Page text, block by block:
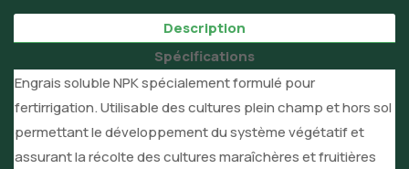
Description
Spécifications
Engrais soluble NPK spécialement formulé pour
fertirrigation. Utilisable des cultures plein champ et hors sol
permettant le développement du système végétatif et
assurant la récolte des cultures maraîchères et fruitières